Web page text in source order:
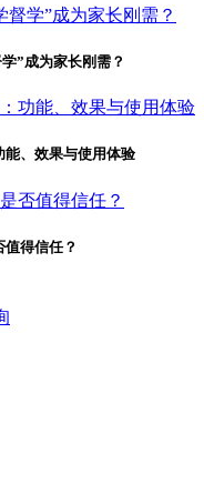
”成为家长刚需？
能、效果与使用体验
得信任？